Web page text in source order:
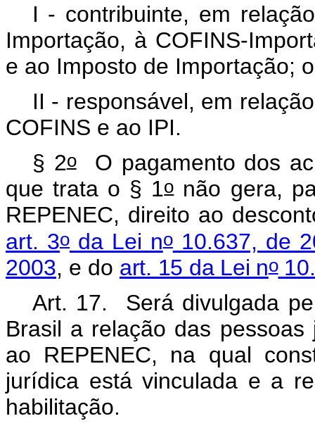
I - contribuinte, em
Importação, à COFINS-
e ao Imposto de Importação;
II - responsável, em
COFINS e ao IPI.
§ 2oO pagamento dos
que trata o § 1onão gera,
REPENEC, direito ao
art. 3oda Lei no10.637, de
2003, e do art. 15 da Lei no
Art. 17. Será divulgada
Brasil a relação das
ao REPENEC, na qual
jurídica está vinculada e a
habilitação.